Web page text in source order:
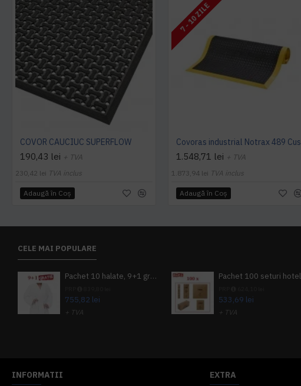
COVOR CAUCIUC SUPERFLOW
190,43 lei + TVA
230,42 lei TVA inclus
Adaugă în Coş
7 - 10 ZILE
1.548,71 lei + TVA
1.873,94 lei TVA inclus
Adaugă în Coş
CELE MAI POPULARE
Pachet 10 halate, 9+1 gratuit
755,82 lei
+ TVA
533,69 lei
+ TVA
INFORMATII EXTRA